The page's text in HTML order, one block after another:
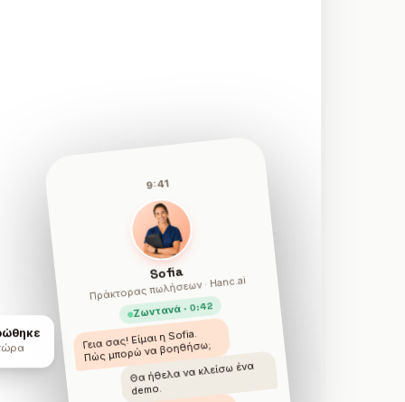
9:41
Sofia
Πράκτορας πωλήσεων · Hanc.ai
Ζωντανά · 0:42
Γεια σας! Είμαι η Sofia.
Πώς μπορώ να βοηθήσω;
Θα ήθελα να κλείσω ένα
demo.